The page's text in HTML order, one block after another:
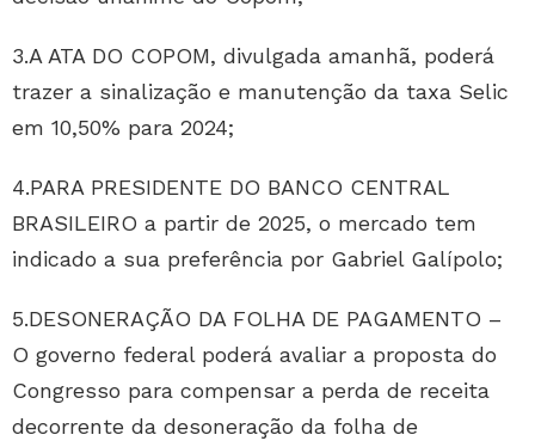
3.A ATA DO COPOM, divulgada amanhã, poderá
trazer a sinalização e manutenção da taxa Selic
em 10,50% para 2024;
4.PARA PRESIDENTE DO BANCO CENTRAL
BRASILEIRO a partir de 2025, o mercado tem
indicado a sua preferência por Gabriel Galípolo;
5.DESONERAÇÃO DA FOLHA DE PAGAMENTO –
O governo federal poderá avaliar a proposta do
Congresso para compensar a perda de receita
decorrente da desoneração da folha de